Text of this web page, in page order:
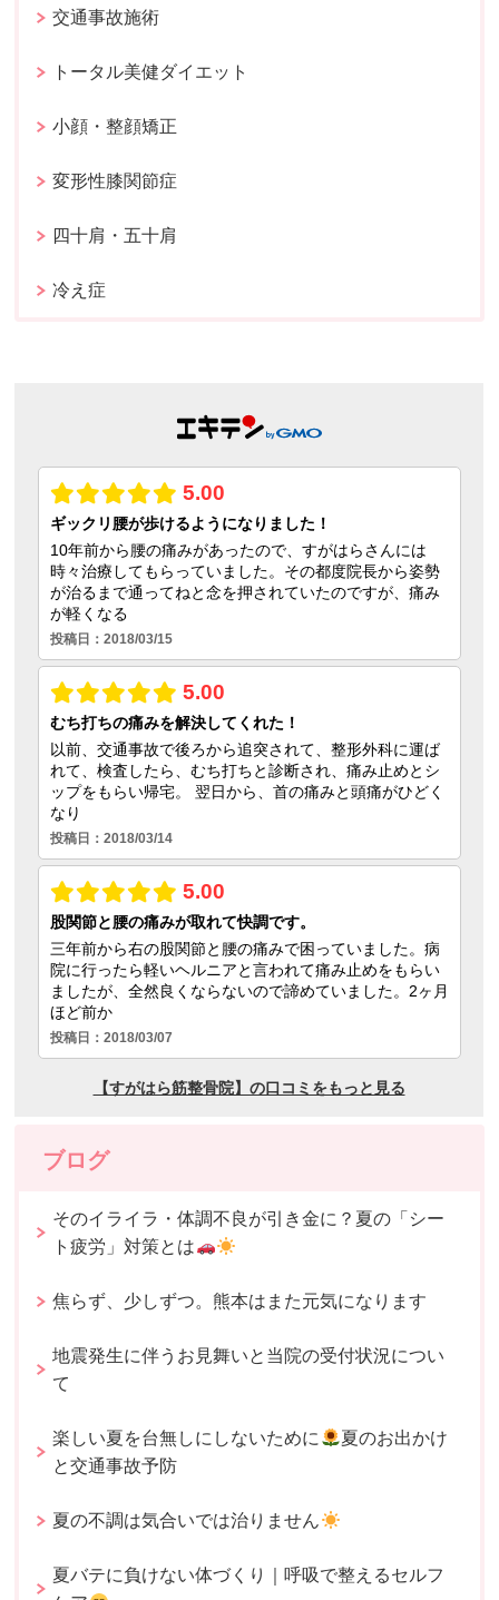
交通事故施術
トータル美健ダイエット
小顔・整顔矯正
変形性膝関節症
四十肩・五十肩
冷え症
ブログ
そのイライラ・体調不良が引き金に？夏の「シー
ト疲労」対策とは
焦らず、少しずつ。熊本はまた元気になります
地震発生に伴うお見舞いと当院の受付状況につい
て
楽しい夏を台無しにしないために
夏のお出かけ
と交通事故予防
夏の不調は気合いでは治りません
夏バテに負けない体づくり｜呼吸で整えるセルフ